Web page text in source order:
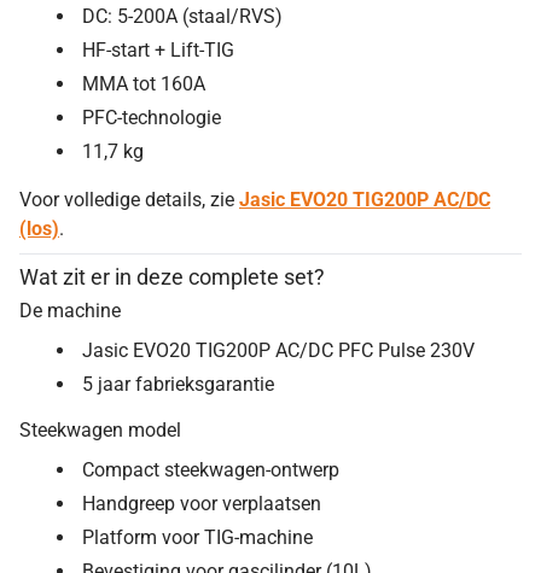
DC: 5-200A (staal/RVS)
HF-start + Lift-TIG
MMA tot 160A
PFC-technologie
11,7 kg
Voor volledige details, zie Jasic EVO20 TIG200P AC/DC
(los).
Wat zit er in deze complete set?
De machine
Jasic EVO20 TIG200P AC/DC PFC Pulse 230V
5 jaar fabrieksgarantie
Steekwagen model
Compact steekwagen-ontwerp
Handgreep voor verplaatsen
Platform voor TIG-machine